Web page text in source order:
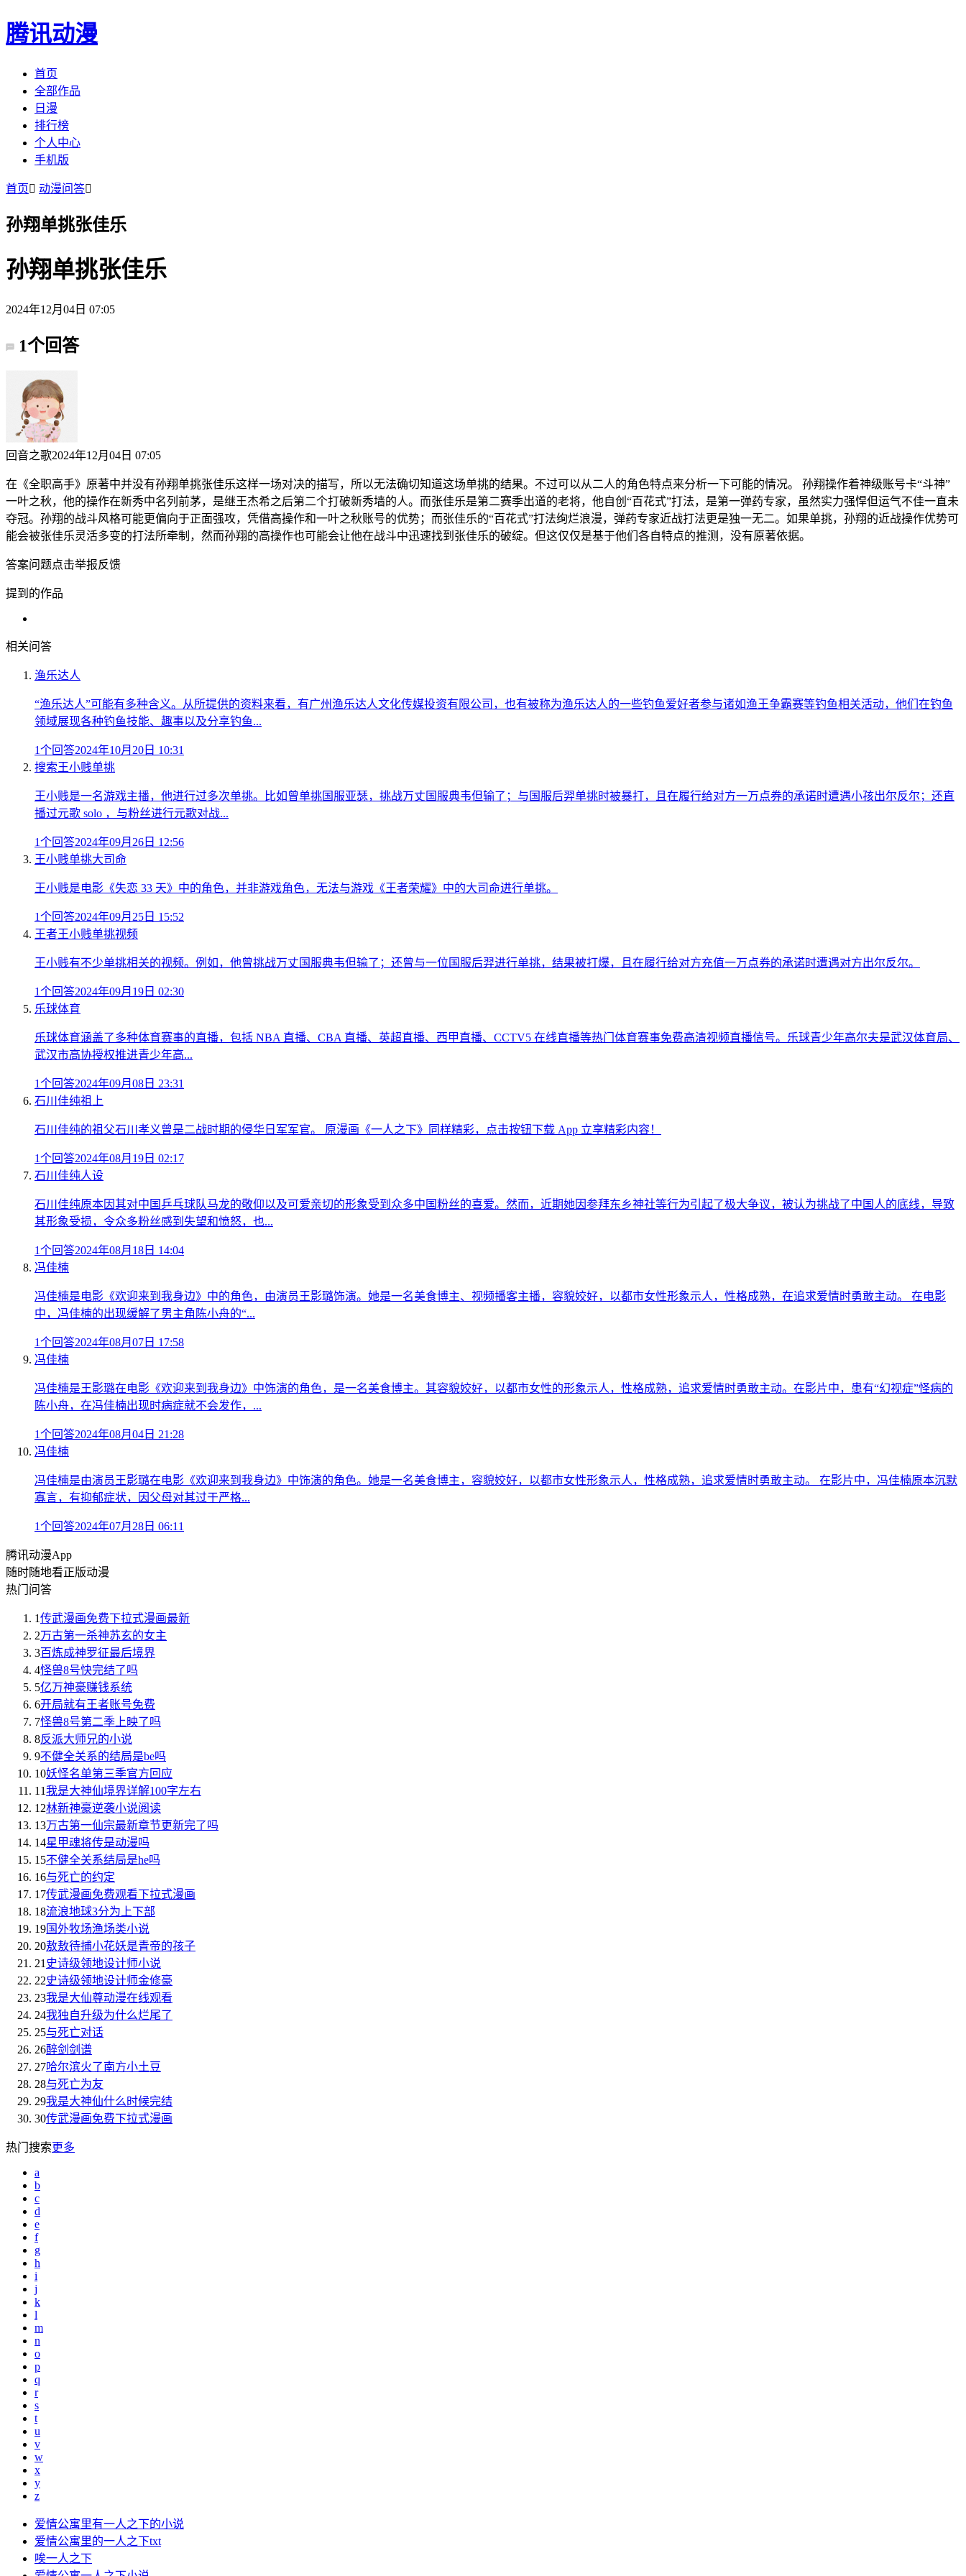
腾讯动漫
首页
全部作品
日漫
排行榜
个人中心
手机版
首页 动漫问答
孙翔单挑张佳乐
孙翔单挑张佳乐
2024年12月04日 07:05
1个回答
回音之歌2024年12月04日 07:05
在《全职高手》原著中并没有孙翔单挑张佳乐这样一场对决的描写，所以无法确切知道这场单挑的结果。不过可以从二人的角色特点来分析一下可能的情况。 孙翔操作着神级账号卡“斗神”
一叶之秋，他的操作在新秀中名列前茅，是继王杰希之后第二个打破新秀墙的人。而张佳乐是第二赛季出道的老将，他自创“百花式”打法，是第一弹药专家，虽然实力强悍但运气不佳一直未
夺冠。孙翔的战斗风格可能更偏向于正面强攻，凭借高操作和一叶之秋账号的优势；而张佳乐的“百花式”打法绚烂浪漫，弹药专家近战打法更是独一无二。如果单挑，孙翔的近战操作优势可
能会被张佳乐灵活多变的打法所牵制，然而孙翔的高操作也可能会让他在战斗中迅速找到张佳乐的破绽。但这仅仅是基于他们各自特点的推测，没有原著依据。
答案问题点击举报反馈
提到的作品
相关问答
渔乐达人
“渔乐达人”可能有多种含义。从所提供的资料来看，有广州渔乐达人文化传媒投资有限公司，也有被称为渔乐达人的一些钓鱼爱好者参与诸如渔王争霸赛等钓鱼相关活动，他们在钓鱼
领域展现各种钓鱼技能、趣事以及分享钓鱼...
1个回答2024年10月20日 10:31
搜索王小贱单挑
王小贱是一名游戏主播，他进行过多次单挑。比如曾单挑国服亚瑟，挑战万丈国服典韦但输了；与国服后羿单挑时被暴打，且在履行给对方一万点券的承诺时遭遇小孩出尔反尔；还直
播过元歌 solo ，与粉丝进行元歌对战...
1个回答2024年09月26日 12:56
王小贱单挑大司命
王小贱是电影《失恋 33 天》中的角色，并非游戏角色，无法与游戏《王者荣耀》中的大司命进行单挑。
1个回答2024年09月25日 15:52
王者王小贱单挑视频
王小贱有不少单挑相关的视频。例如，他曾挑战万丈国服典韦但输了；还曾与一位国服后羿进行单挑，结果被打爆，且在履行给对方充值一万点券的承诺时遭遇对方出尔反尔。
1个回答2024年09月19日 02:30
乐球体育
乐球体育涵盖了多种体育赛事的直播，包括 NBA 直播、CBA 直播、英超直播、西甲直播、CCTV5 在线直播等热门体育赛事免费高清视频直播信号。乐球青少年高尔夫是武汉体育局、
武汉市高协授权推进青少年高...
1个回答2024年09月08日 23:31
石川佳纯祖上
石川佳纯的祖父石川孝义曾是二战时期的侵华日军军官。 原漫画《一人之下》同样精彩，点击按钮下载 App 立享精彩内容！
1个回答2024年08月19日 02:17
石川佳纯人设
石川佳纯原本因其对中国乒乓球队马龙的敬仰以及可爱亲切的形象受到众多中国粉丝的喜爱。然而，近期她因参拜东乡神社等行为引起了极大争议，被认为挑战了中国人的底线，导致
其形象受损，令众多粉丝感到失望和愤怒，也...
1个回答2024年08月18日 14:04
冯佳楠
冯佳楠是电影《欢迎来到我身边》中的角色，由演员王影璐饰演。她是一名美食博主、视频播客主播，容貌姣好，以都市女性形象示人，性格成熟，在追求爱情时勇敢主动。 在电影
中，冯佳楠的出现缓解了男主角陈小舟的“...
1个回答2024年08月07日 17:58
冯佳楠
冯佳楠是王影璐在电影《欢迎来到我身边》中饰演的角色，是一名美食博主。其容貌姣好，以都市女性的形象示人，性格成熟，追求爱情时勇敢主动。在影片中，患有“幻视症”怪病的
陈小舟，在冯佳楠出现时病症就不会发作，...
1个回答2024年08月04日 21:28
冯佳楠
冯佳楠是由演员王影璐在电影《欢迎来到我身边》中饰演的角色。她是一名美食博主，容貌姣好，以都市女性形象示人，性格成熟，追求爱情时勇敢主动。 在影片中，冯佳楠原本沉默
寡言，有抑郁症状，因父母对其过于严格...
1个回答2024年07月28日 06:11
腾讯动漫App
随时随地看正版动漫
热门问答
1传武漫画免费下拉式漫画最新
2万古第一杀神苏玄的女主
3百炼成神罗征最后境界
4怪兽8号快完结了吗
5亿万神豪赚钱系统
6开局就有王者账号免费
7怪兽8号第二季上映了吗
8反派大师兄的小说
9不健全关系的结局是be吗
10妖怪名单第三季官方回应
11我是大神仙境界详解100字左右
12林新神豪逆袭小说阅读
13万古第一仙宗最新章节更新完了吗
14星甲魂将传是动漫吗
15不健全关系结局是he吗
16与死亡的约定
17传武漫画免费观看下拉式漫画
18流浪地球3分为上下部
19国外牧场渔场类小说
20敖敖待捕小花妖是青帝的孩子
21史诗级领地设计师小说
22史诗级领地设计师金修豪
23我是大仙尊动漫在线观看
24我独自升级为什么烂尾了
25与死亡对话
26醉剑剑谱
27哈尔滨火了南方小土豆
28与死亡为友
29我是大神仙什么时候完结
30传武漫画免费下拉式漫画
热门搜索更多
a
b
c
d
e
f
g
h
i
j
k
l
m
n
o
p
q
r
s
t
u
v
w
x
y
z
爱情公寓里有一人之下的小说
爱情公寓里的一人之下txt
唉一人之下